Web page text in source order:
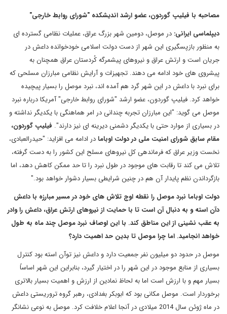
مصاحبه با فیلیپ گوردون، عضو ارشد اندیشکده "شورای روابط خارجی"
دیپلماسی ایرانی: در موصل، دومین شهر بزرگ عراق، عملیات نظامی گسترده ای
به منظور بازپسگیری این شهر از دست دولت اسلامی خودخوانده داعش در
جریان است و ارتش عراق و نیروهای پیشمرگه کُردستان عراق همچنان به
پیشروی های خود ادامه می دهند. تجهیزات و آرایش نظامی مبارزان مسلحی که
برای نبرد با داعش در این شهر گرد هم آمده اند، نبرد موصل را بسیار پیچیده
خواهد کرد. فیلیپ گوردون، عضو ارشد "شورای روابط خارجی" آمریکا درباره نبرد
موصل می گوید: "این مبارزان تجربه چندانی در امر هماهنگی با یکدیگر نداشته و
در بسیاری از موارد حتی با یکدیگر دشمنی دیرینه ای نیز دارند". فیلیپ گوردون،
مقام سابق شورای امنیت ملی در دولت اوبامادر ادامه می افزاید: "حیدرالعبادی،
نخست وزیر عراق که فرماندهی کل نیروهای مسلح این کشور را به دست گرفته،
تلاش می کند تا رقابت های موجود در طول نبرد را تا حد ممکن کاهش دهد، اما
بازگرداندن نظم پایدار آن هم در چنین شرایطی بسیار دشوار خواهد بود."
دولت اوباما نبرد موصل را نقطه اوج تلاش های خود در مسیر مبارزه با داعش
دآن استه و به دنبال آن است تا با حمایت از نیروهای ارتش عراق، داعش را وادر
به عقب نشینی از این مناطق کند. با این اوصاف نبرد موصل چند ماه به طول
خواهد انجامید. اما چرا موصل تا بدین حد اهمیت دارد؟
موصل در حدود دو میلیون نفر جمعیت دارد و داعش نیز توآن استه بود کنترل
بسیاری از منابع موجود در این شهر را در اختیار گیرد، بنابراین این شهر اساساً
بسیار مهم و با ارزش است اما به لحاظ نمادین از ارزش و اهمیت بسیار بالاتری
برخوردار است. موصل مکانی بود که ابوبکر بغدادی، رهبر گروه تروریستی داعش
در ماه ژوئن سال 2014 میلادی در آنجا اعلام خلافت کرد. موصل به نوعی نشانگر